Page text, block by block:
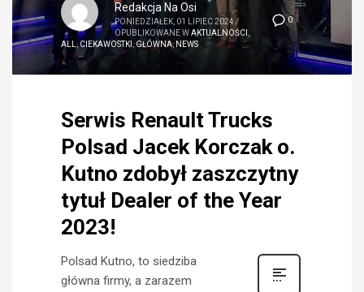
0
Redakcja Na Osi
PONIEDZIAŁEK, 01 LIPIEC 2024/
OPUBLIKOWANE WAKTUALNOŚCI ,
ALL,CIEKAWOSTKI,GŁÓWNA, NEWS
Serwis Renault Trucks
Polsad Jacek Korczak o.
Kutno zdobył zaszczytny
tytuł Dealer of the Year
2023!
Polsad Kutno, to siedziba
główna firmy, a zarazem